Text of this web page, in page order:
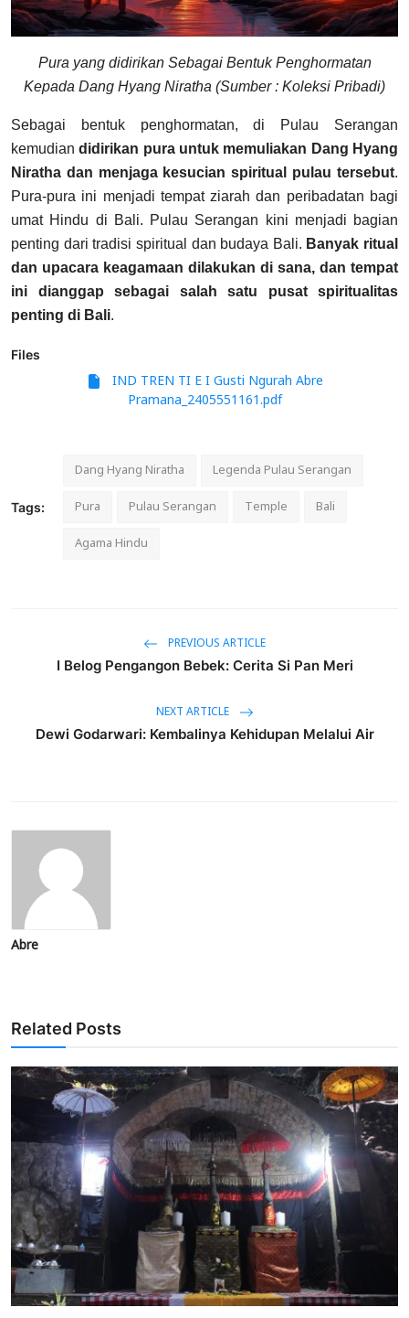
Pura yang didirikan Sebagai Bentuk Penghormatan
Kepada Dang Hyang Niratha (Sumber : Koleksi Pribadi)
Sebagai bentuk penghormatan, di Pulau Serangan
kemudiandidirikan pura untuk memuliakan Dang Hyang
Niratha dan menjaga kesucian spiritual pulau tersebut.
Pura-pura ini menjadi tempat ziarah dan peribadatan bagi
umat Hindu di Bali. Pulau Serangan kini menjadi bagian
penting dari tradisi spiritual dan budaya Bali. Banyak ritual
dan upacara keagamaan dilakukan di sana, dan tempat
ini dianggap sebagai salah satu pusat spiritualitas
penting di Bali.
Files
Pramana_2405551161.pdf
Tags:
Dang Hyang Niratha
Legenda Pulau Serangan
Pura
Pulau Serangan Temple
Bali
Agama Hindu
PREVIOUS ARTICLE
I Belog Pengangon Bebek: Cerita Si Pan Meri
NEXT ARTICLE
Dewi Godarwari: Kembalinya Kehidupan Melalui Air
Abre
Related Posts